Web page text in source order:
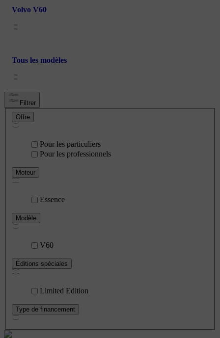
Volvo V60
Tous les modèles
Filtrer
Offre
Pour les particuliers
Pour les professionnels
Moteur
Essence
Modèle
V60
Éditions spéciales
Limited Edition
Type de financement